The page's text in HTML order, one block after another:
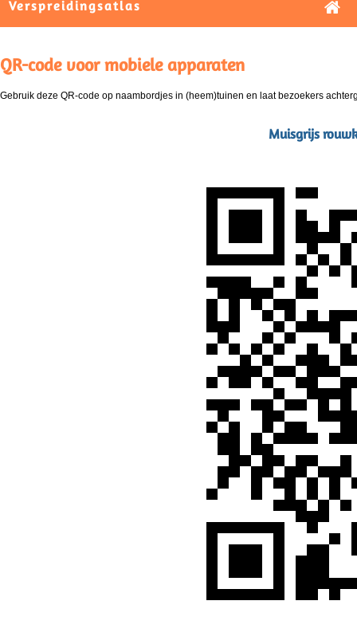
Verspreidingsatlas
QR-code voor mobiele apparaten
Gebruik deze QR-code op naambordjes in (heem)tuinen en laat bezoekers
Muisgrijs